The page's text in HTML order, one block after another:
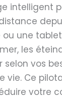
intelligent
une
les
vos
vie. Ce
votre